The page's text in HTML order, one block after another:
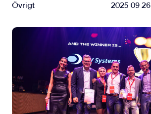
Övrigt 2025 09 26